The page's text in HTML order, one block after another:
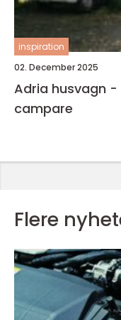
inspiration
02. December 2025
Adria husvagn
campare
Flere